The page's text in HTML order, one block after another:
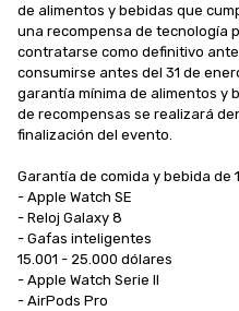
de alimentos y bebidas que
una recompensa de tecnología
contratarse como definitivo
consumirse antes del 31 de
garantía mínima de alimentos y
de recompensas se realizará
finalización del evento.
Garantía de comida y bebida de
- Apple Watch SE
- Reloj Galaxy 8
- Gafas inteligentes
15.001 - 25.000 dólares
- Apple Watch Serie II
- AirPods Pro